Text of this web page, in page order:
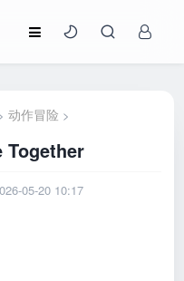
动作冒险 >
Together
05-20 10:17